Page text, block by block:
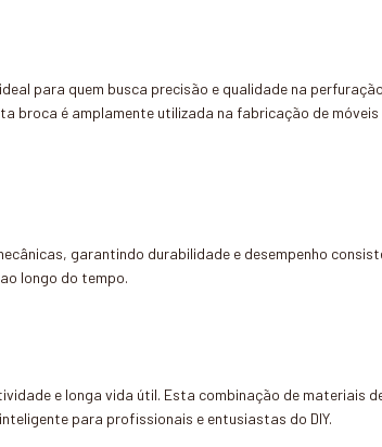
para quem busca precisão e qualidade na
broca é amplamente utilizada na fabricação de móveis
garantindo durabilidade e desempenho
longo do tempo.
e longa vida útil. Esta combinação de materiais
para profissionais e entusiastas do DIY.